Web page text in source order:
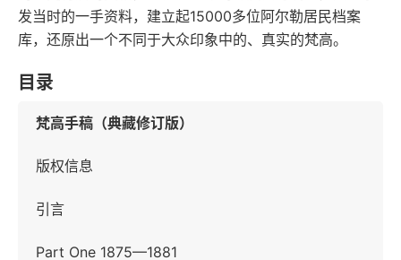
发当时的一手资料，建立起15000多位阿尔勒居民档案
库，还原出一个不同于大众印象中的、真实的梵高。
目录
梵高手稿（典藏修订版）
版权信息
引言
Part One 1875—1881